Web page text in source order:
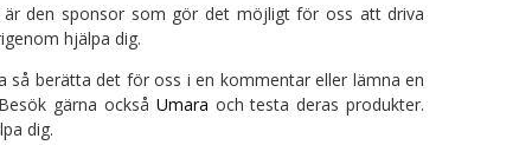
är den sponsor som gör det möjligt för oss att driva
hjälpa dig.
så berätta det för oss i en kommentar eller lämna en
gärna också Umara och testa deras produkter.
dig.